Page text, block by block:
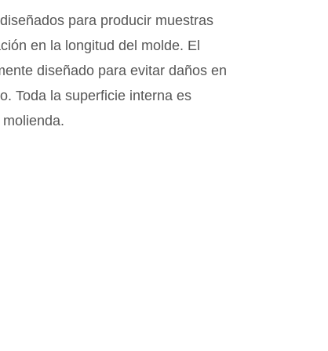
para producir muestras
en la longitud del molde. El
diseñado para evitar daños en
Toda la superficie interna es